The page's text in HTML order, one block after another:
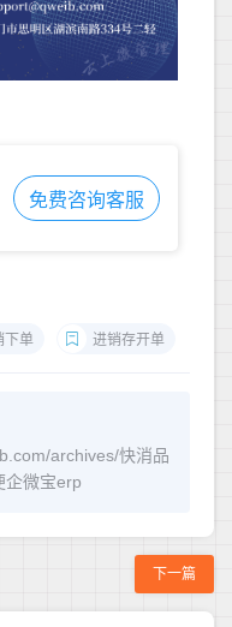
免费咨询客服
下单 进销存开单
archives/快消品
企微宝erp
下一篇